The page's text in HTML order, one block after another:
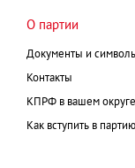
О партии
Документы и
Контакты
КПРФ в вашем округе
Как вступить в партию